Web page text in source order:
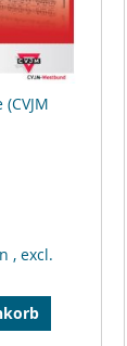
,excl.